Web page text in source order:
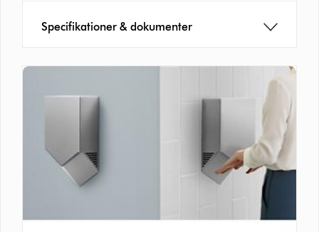
Specifikationer & dokumenter